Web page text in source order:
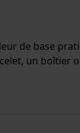
de base
un boîtier